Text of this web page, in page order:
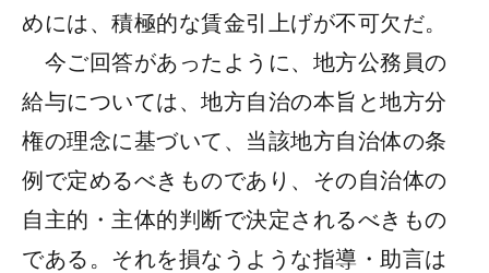
めには、積極的な賃金引上げが不可欠だ。
今ご回答があったように、地方公務員の
給与については、地方自治の本旨と地方分
権の理念に基づいて、当該地方自治体の条
例で定めるべきものであり、その自治体の
自主的・主体的判断で決定されるべきもの
である。それを損なうような指導・助言は